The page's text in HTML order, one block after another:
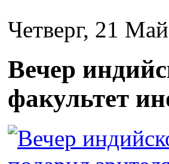
Четверг, 21
Вечер
факультет